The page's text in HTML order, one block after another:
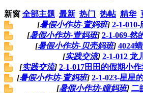
新窗 全部主题 最新 热门 热帖 精华
[暑假小作坊-萱妈班] 2-1-
[暑假小作坊-萱妈班] 2-1-069-然
[暑假小作坊-贝壳妈班] 4024
[实践交流] 2-1-012 龙
[实践交流] 2-1-017田田的假期小
[暑假小作坊-萱妈班] 2-1-023-星星
[暑假小作坊-瞳妈班] 二